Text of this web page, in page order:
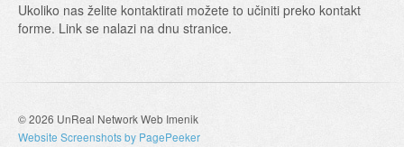
Ukoliko nas želite kontaktirati možete to učiniti preko kontakt
forme. Link se nalazi na dnu stranice.
© 2026 UnReal Network Web Imenik
Website Screenshots by PagePeeker